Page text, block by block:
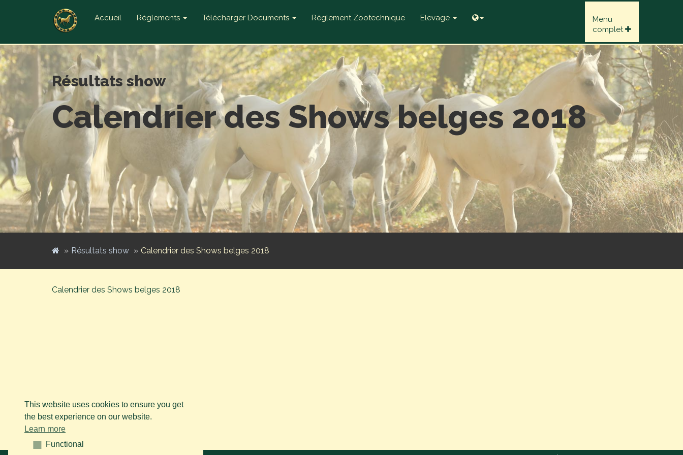
Accueil Règlements Télécharger Documents Règlement Zootechnique Elevage
Menu
complet
Résultats show
Calendrier des Shows belges 2018
Résultats show Calendrier des Shows belges 2018
Calendrier des Shows belges 2018
This website uses cookies to ensure you get
the best experience on our website.
Learn more
Functional
Functional